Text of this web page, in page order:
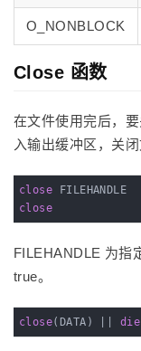
O_NONBLOCK
Close 函数
在文件使用完后，
入输出缓冲区，关
close
close
FILEHANDLE 为指
true。
close(DATA) || die